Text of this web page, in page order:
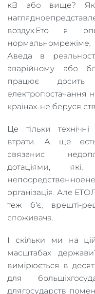
кВ або вище?
воздух.Ето я
Аведа в
аварійному або
працює досить
електропостачання
країнах-не беруся
Це тільки технічні
втрати. А ще
связанис
дотаціями,
організація. Але
теж б'є, врешті-
споживача.
І скільки ми на
масштабах
вимірюється в
для
длягосударств